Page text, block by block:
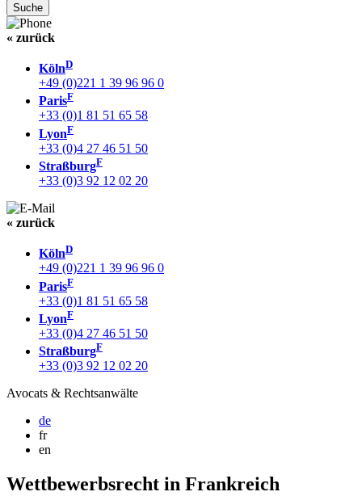
« zurück
KölnD
+49 (0)221 1 39 96 96 0
ParisF
+33 (0)1 81 51 65 58
LyonF
+33 (0)4 27 46 51 50
StraßburgF
+33 (0)3 92 12 02 20
« zurück
KölnD
+49 (0)221 1 39 96 96 0
ParisF
+33 (0)1 81 51 65 58
LyonF
+33 (0)4 27 46 51 50
StraßburgF
+33 (0)3 92 12 02 20
Avocats & Rechtsanwälte
de
fr
en
Wettbewerbsrecht in Frankreich